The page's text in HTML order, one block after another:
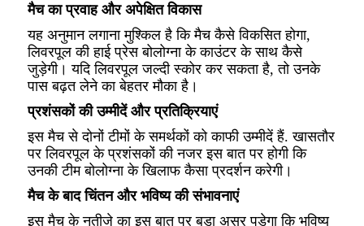
मैच का प्रवाह और अपेक्षित विकास
यह अनुमान लगाना मुश्किल है कि मैच कैसे विकसित होगा,
लिवरपूल की हाई प्रेस बोलोग्ना के काउंटर के साथ कैसे
जुड़ेगी। यदि लिवरपूल जल्दी स्कोर कर सकता है, तो उनके
पास बढ़त लेने का बेहतर मौका है।
प्रशंसकों की उम्मीदें और प्रतिक्रियाएं
इस मैच से दोनों टीमों के समर्थकों को काफी उम्मीदें हैं. खासतौर
पर लिवरपूल के प्रशंसकों की नजर इस बात पर होगी कि
उनकी टीम बोलोग्ना के खिलाफ कैसा प्रदर्शन करेगी।
मैच के बाद चिंतन और भविष्य की संभावनाएं
इस मैच के नतीजे का इस बात पर बड़ा असर पड़ेगा कि भविष्य